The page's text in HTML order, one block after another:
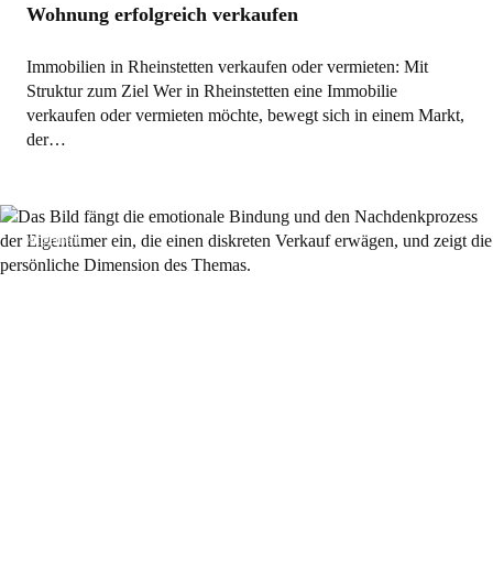
Wohnung erfolgreich verkaufen
Immobilien in Rheinstetten verkaufen oder vermieten: Mit
Struktur zum Ziel Wer in Rheinstetten eine Immobilie
verkaufen oder vermieten möchte, bewegt sich in einem Markt,
der…
Allgemein